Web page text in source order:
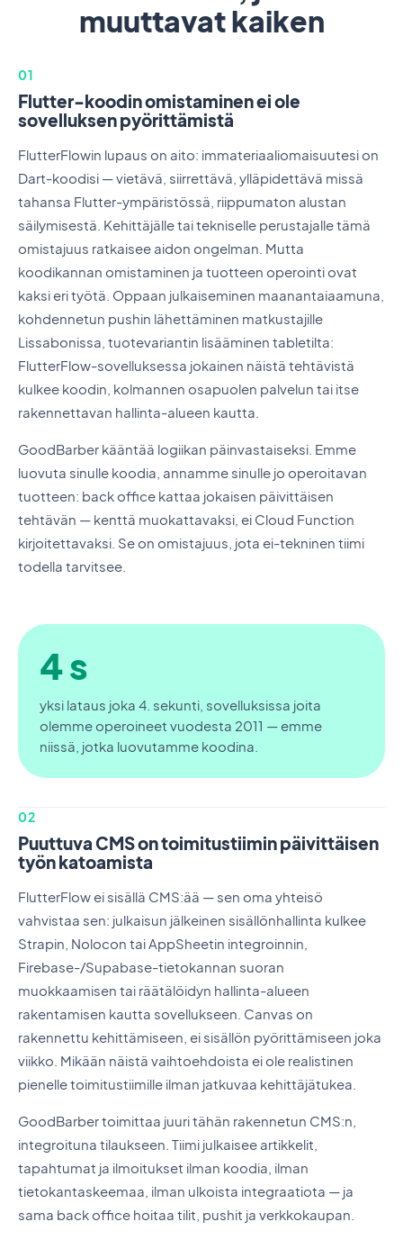
muuttavat kaiken
01
Flutter-koodin omistaminen ei ole
sovelluksen pyörittämistä
FlutterFlowin lupaus on aito: immateriaaliomaisuutesi on
Dart-koodisi — vietävä, siirrettävä, ylläpidettävä missä
tahansa Flutter-ympäristössä, riippumaton alustan
säilymisestä. Kehittäjälle tai tekniselle perustajalle tämä
omistajuus ratkaisee aidon ongelman. Mutta
koodikannan omistaminen ja tuotteen operointi ovat
kaksi eri työtä. Oppaan julkaiseminen maanantaiaamuna,
kohdennetun pushin lähettäminen matkustajille
Lissabonissa, tuotevariantin lisääminen tabletilta:
FlutterFlow-sovelluksessa jokainen näistä tehtävistä
kulkee koodin, kolmannen osapuolen palvelun tai itse
rakennettavan hallinta-alueen kautta.
GoodBarber kääntää logiikan päinvastaiseksi. Emme
luovuta sinulle koodia, annamme sinulle jo operoitavan
tuotteen: back office kattaa jokaisen päivittäisen
tehtävän — kenttä muokattavaksi, ei Cloud Function
kirjoitettavaksi. Se on omistajuus, jota ei-tekninen tiimi
todella tarvitsee.
4 s
yksi lataus joka 4. sekunti, sovelluksissa joita
olemme operoineet vuodesta 2011 — emme
niissä, jotka luovutamme koodina.
02
Puuttuva CMS on toimitustiimin päivittäisen
työn katoamista
FlutterFlow ei sisällä CMS:ää — sen oma yhteisö
vahvistaa sen: julkaisun jälkeinen sisällönhallinta kulkee
Strapin, Nolocon tai AppSheetin integroinnin,
Firebase-/Supabase-tietokannan suoran
muokkaamisen tai räätälöidyn hallinta-alueen
rakentamisen kautta sovellukseen. Canvas on
rakennettu kehittämiseen, ei sisällön pyörittämiseen joka
viikko. Mikään näistä vaihtoehdoista ei ole realistinen
pienelle toimitustiimille ilman jatkuvaa kehittäjätukea.
GoodBarber toimittaa juuri tähän rakennetun CMS:n,
integroituna tilaukseen. Tiimi julkaisee artikkelit,
tapahtumat ja ilmoitukset ilman koodia, ilman
tietokantaskeemaa, ilman ulkoista integraatiota — ja
sama back office hoitaa tilit, pushit ja verkkokaupan.